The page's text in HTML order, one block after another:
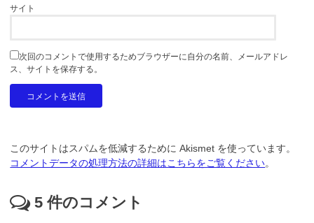
サイト
次回のコメントで使用するためブラウザーに自分の名前、メールアドレ
ス、サイトを保存する。
このサイトはスパムを低減するために Akismet を使っています。
コメントデータの処理方法の詳細はこちらをご覧ください。
5 件のコメント